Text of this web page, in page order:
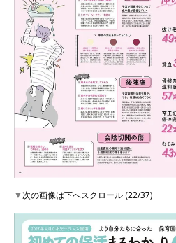
▼次の画像は下へスクロール (22/37)